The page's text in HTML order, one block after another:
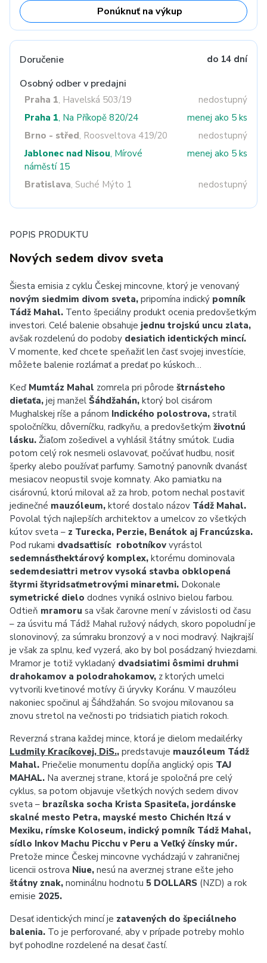
Ponúknuť na výkup
Doručenie do 14 dní
Osobný odber v predajni
Praha 1, Havelská 503/19
nedostupný
Praha 1, Na Příkopě 820/24
menej ako 5 ks
Brno - střed, Roosveltova 419/20
nedostupný
Jablonec nad Nisou, Mírové
náměstí 15
menej ako 5 ks
Bratislava, Suché Mýto 1 nedostupný
POPIS PRODUKTU
Nových sedem divov sveta
Šiesta emisia z cyklu Českej mincovne, ktorý je venovaný
novým siedmim divom sveta, pripomína indický pomník
Tádž Mahal. Tento špeciálny produkt ocenia predovšetkým
investori. Celé balenie obsahuje jednu trojskú uncu zlata,
avšak rozdelenú do podoby desiatich identických mincí.
V momente, keď chcete speňažiť len časť svojej investície,
môžete balenie rozlámať a predať po kúskoch…
Keď Mumtáz Mahal zomrela pri pôrode štrnásteho
dieťaťa, jej manžel Šáhdžahán, ktorý bol cisárom
Mughalskej ríše a pánom Indického polostrova, stratil
spoločníčku, dôverníčku, radkyňu, a predovšetkým životnú
lásku. Žiaľom zošedivel a vyhlásil štátny smútok. Ľudia
potom celý rok nesmeli oslavovať, počúvať hudbu, nosiť
šperky alebo používať parfumy. Samotný panovník dvanásť
mesiacov neopustil svoje komnaty. Ako pamiatku na
cisárovnú, ktorú miloval až za hrob, potom nechal postaviť
jedinečné mauzóleum, ktoré dostalo názov Tádž Mahal.
Povolal tých najlepších architektov a umelcov zo všetkých
kútov sveta – z Turecka, Perzie, Benátok aj Francúzska.
Pod rukami dvadsaťtisíc robotníkov vyrástol
sedemnásťhektárový komplex, ktorému dominovala
sedemdesiattri metrov vysoká stavba obklopená
štyrmi štyridsaťmetrovými minaretmi. Dokonale
symetrické dielo dodnes vyniká oslnivo bielou farbou.
Odtieň mramoru sa však čarovne mení v závislosti od času
– za úsvitu má Tádž Mahal ružový nádych, skoro popoludní je
slonovinový, za súmraku bronzový a v noci modravý. Najkrajší
je však za splnu, keď vyzerá, ako by bol posádzaný hviezdami.
Mramor je totiž vykladaný dvadsiatimi ôsmimi druhmi
drahokamov a polodrahokamov, z ktorých umelci
vytvorili kvetinové motívy či úryvky Koránu. V mauzóleu
nakoniec spočinul aj Šáhdžahán. So svojou milovanou sa
znovu stretol na večnosti po tridsiatich piatich rokoch.
Reverzná strana každej mince, ktorá je dielom medailérky
Ludmily Kracíkovej, DiS., predstavuje mauzóleum Tádž
Mahal. Priečelie monumentu dopĺňa anglický opis TAJ
MAHAL. Na averznej strane, ktorá je spoločná pre celý
cyklus, sa potom objavuje všetkých nových sedem divov
sveta – brazílska socha Krista Spasiteľa, jordánske
skalné mesto Petra, mayské mesto Chichén Itzá v
Mexiku, rímske Koloseum, indický pomník Tádž Mahal,
sídlo Inkov Machu Picchu v Peru a Veľký čínsky múr.
Pretože mince Českej mincovne vychádzajú v zahraničnej
licencii ostrova Niue, nesú na averznej strane ešte jeho
štátny znak, nominálnu hodnotu 5 DOLLARS (NZD) a rok
emisie 2025.
Desať identických mincí je zatavených do špeciálneho
balenia. To je perforované, aby v prípade potreby mohlo
byť pohodlne rozdelené na desať častí.